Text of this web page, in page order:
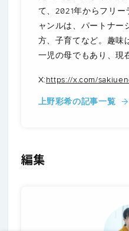
て、2021年からフリ
ャンルは、パートナー
方、子育てなど。趣味
一児の母でもあり、現
X: https://x.com/
上野彩希の記事一覧
編集